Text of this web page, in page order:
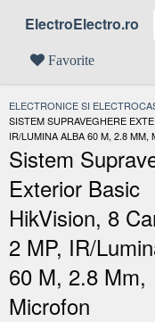
ElectroElectro.ro
Favorite
ELECTRONICE SI
ACTUAL:
SISTEM SUPRAVEGHERE
IR/LUMINA ALBA 60 M, 2.8 MM,
Sistem
Exterior Basic
HikVision, 8
2 MP, IR/
60 M, 2.8 Mm,
Microfon